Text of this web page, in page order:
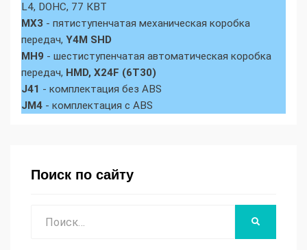
L4, DOHC, 77 КВТ
MX3 - пятиступенчатая механическая коробка
передач, Y4M SHD
MH9 - шестиступенчатая автоматическая коробка
передач, HMD, X24F (6T30)
J41 - комплектация без ABS
JM4 - комплектация с ABS
Поиск по сайту